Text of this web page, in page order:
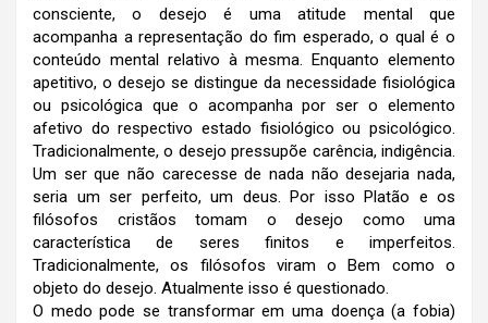
consciente, o desejo é uma atitude mental que
acompanha a representação do fim esperado, o qual é o
conteúdo mental relativo à mesma. Enquanto elemento
apetitivo, o desejo se distingue da necessidade fisiológica
ou psicológica que o acompanha por ser o elemento
afetivo do respectivo estado fisiológico ou psicológico.
Tradicionalmente, o desejo pressupõe carência, indigência.
Um ser que não carecesse de nada não desejaria nada,
seria um ser perfeito, um deus. Por isso Platão e os
filósofos cristãos tomam o desejo como uma
característica de seres finitos e imperfeitos.
Tradicionalmente, os filósofos viram o Bem como o
objeto do desejo. Atualmente isso é questionado.
O medo pode se transformar em uma doença (a fobia)